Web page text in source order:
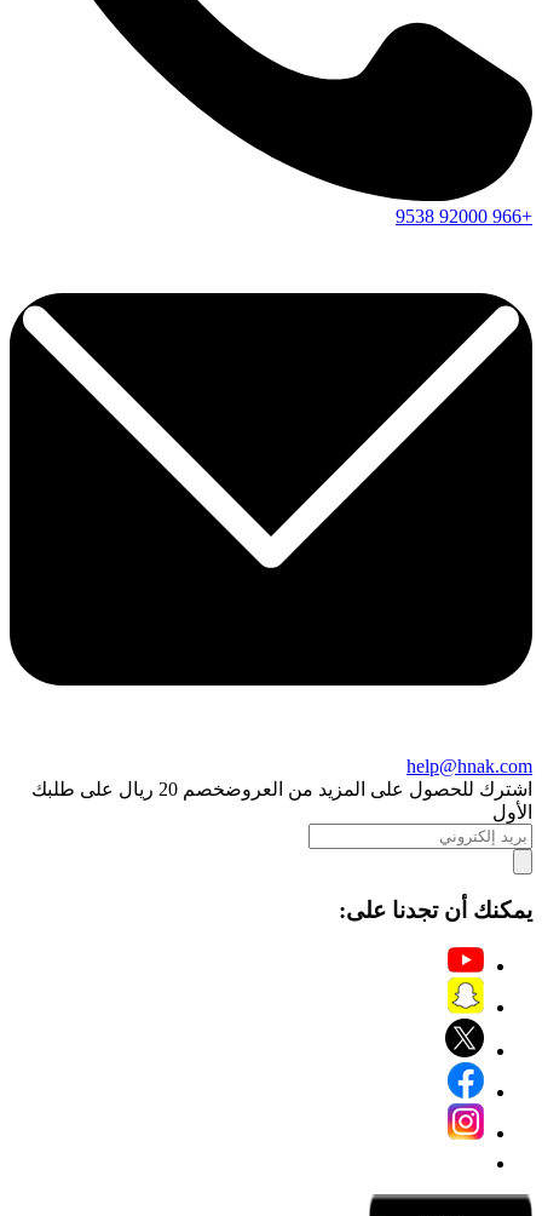
+966
92000
9538
help@hnak.com
اشترك للحصول على المزيد من العروض
خصم 20 ريال على طلبك
الأول
يمكنك أن تجدنا على: